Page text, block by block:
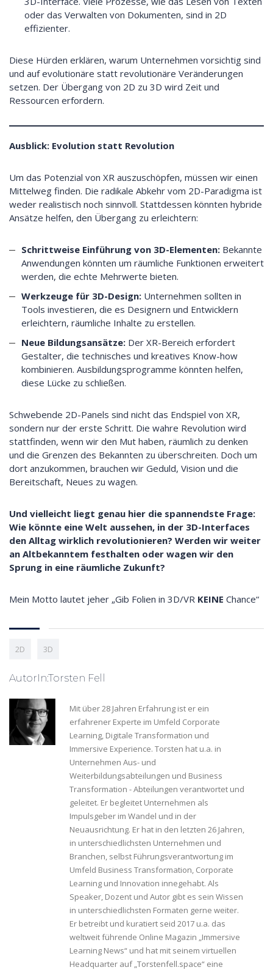
oder das Verwalten von Dokumenten, sind in 2D
effizienter.
Diese Hürden erklären, warum Unternehmen vorsichtig sind
und auf evolutionäre statt revolutionäre Veränderungen
setzen. Der Übergang von 2D zu 3D wird Zeit und
Ressourcen erfordern.
Ausblick: Evolution statt Revolution
Um das Potenzial von XR auszuschöpfen, müssen wir einen
Mittelweg finden. Die radikale Abkehr vom 2D-Paradigma ist
weder realistisch noch sinnvoll. Stattdessen könnten hybride
Ansätze helfen, den Übergang zu erleichtern:
Schrittweise Einführung von 3D-Elementen: Bekannte
Anwendungen könnten um räumliche Funktionen erweitert
werden, die echte Mehrwerte bieten.
Werkzeuge für 3D-Design: Unternehmen sollten in
Tools investieren, die es Designern und Entwicklern
erleichtern, räumliche Inhalte zu erstellen.
Neue Bildungsansätze: Der XR-Bereich erfordert
Gestalter, die technisches und kreatives Know-how
kombinieren. Ausbildungsprogramme könnten helfen,
diese Lücke zu schließen.
Schwebende 2D-Panels sind nicht das Endspiel von XR,
sondern nur der erste Schritt. Die wahre Revolution wird
stattfinden, wenn wir den Mut haben, räumlich zu denken
und die Grenzen des Bekannten zu überschreiten. Doch um
dort anzukommen, brauchen wir Geduld, Vision und die
Bereitschaft, Neues zu wagen.
Und vielleicht liegt genau hier die spannendste Frage:
Wie könnte eine Welt aussehen, in der 3D-Interfaces
den Alltag wirklich revolutionieren? Werden wir weiter
an Altbekanntem festhalten oder wagen wir den
Sprung in eine räumliche Zukunft?
Mein Motto lautet jeher „Gib Folien in 3D/VR KEINE Chance“
2D 3D
AutorIn:Torsten Fell
Mit über 28 Jahren Erfahrung ist er ein
erfahrener Experte im Umfeld Corporate
Learning, Digitale Transformation und
Immersive Experience. Torsten hat u.a. in
Unternehmen Aus- und
Weiterbildungsabteilungen und Business
Transformation - Abteilungen verantwortet und
geleitet. Er begleitet Unternehmen als
Impulsgeber im Wandel und in der
Neuausrichtung. Er hat in den letzten 26 Jahren,
in unterschiedlichsten Unternehmen und
Branchen, selbst Führungsverantwortung im
Umfeld Business Transformation, Corporate
Learning und Innovation innegehabt. Als
Speaker, Dozent und Autor gibt es sein Wissen
in unterschiedlichsten Formaten gerne weiter.
Er betreibt und kuratiert seid 2017 u.a. das
weltweit führende Online Magazin „Immersive
Learning News“ und hat mit seinem virtuellen
Headquarter auf „Torstenfell.space“ eine